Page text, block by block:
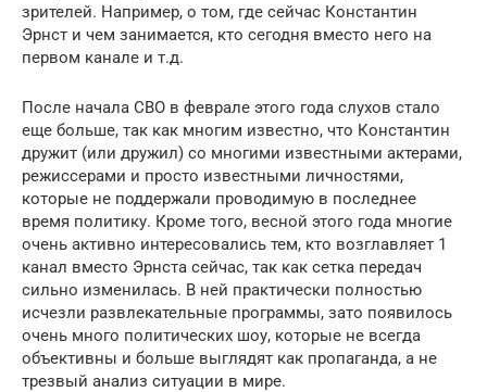
зрителей. Например, о том, где сейчас Константин
Эрнст и чем занимается, кто сегодня вместо него на
первом канале и т.д.
После начала СВО в феврале этого года слухов стало
еще больше, так как многим известно, что Константин
дружит (или дружил) со многими известными актерами,
режиссерами и просто известными личностями,
которые не поддержали проводимую в последнее
время политику. Кроме того, весной этого года многие
очень активно интересовались тем, кто возглавляет 1
канал вместо Эрнста сейчас, так как сетка передач
сильно изменилась. В ней практически полностью
исчезли развлекательные программы, зато появилось
очень много политических шоу, которые не всегда
объективны и больше выглядят как пропаганда, а не
трезвый анализ ситуации в мире.